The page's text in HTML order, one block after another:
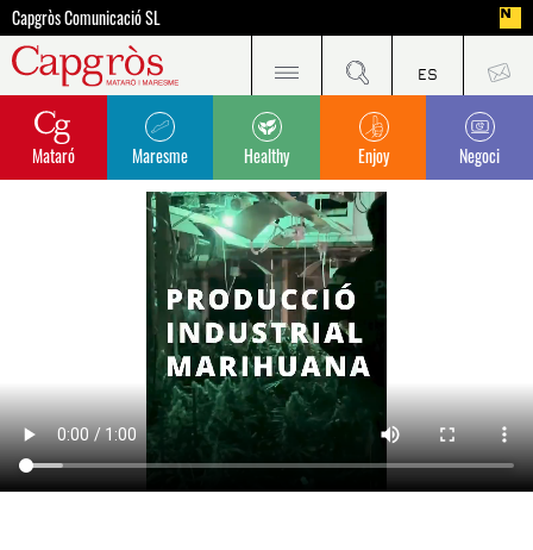
Capgròs Comunicació SL
Mataró Maresme Healthy Enjoy Negoci